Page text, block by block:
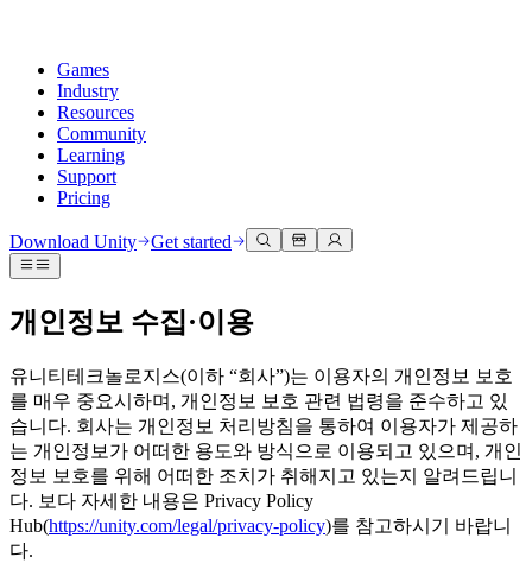
Games
Industry
Resources
Community
Learning
Support
Pricing
Unity Engine
Collaborate and iterate quickly with your team
Download Unity
Plans and pricing
Deploy
Multiplatform
Discover 25+ platforms Unity supports
3D collaboration
Train in immersive environments
Customer experiences
Create interactive 3D experiences
Industries
Manufacturing
Achieve operational excellence
Documentation
Official user manuals and API references
Developer tools
Release versions and issue tracker
Roadmap
Review upcoming features
Glossary
Library of technical terms
Insights
Discussions
Discuss, problem-solve, and connect
Events
Global and local events
Community stories
Made with Unity
Showcasing Unity creators
Livestreams
Join devs, creators, and insiders
Unity Learn
Level up your team with Unity trainers
New to Unity
Getting started
Kickstart your learning
Unity Essential Pathways
New to Unity? Start your journey
Get help
Reach your goals faster with expert support
FAQ
Answers to common questions
Contact us
Connect with our team
Download Unity Get started
개인정보 수집·이용
유니티테크놀로지스(이하 “회사”)는 이용자의 개인정보 보호
를 매우 중요시하며, 개인정보 보호 관련 법령을 준수하고 있
습니다. 회사는 개인정보 처리방침을 통하여 이용자가 제공하
는 개인정보가 어떠한 용도와 방식으로 이용되고 있으며, 개인
정보 보호를 위해 어떠한 조치가 취해지고 있는지 알려드립니
다. 보다 자세한 내용은 Privacy Policy
Hub(https://unity.com/legal/privacy-policy)를 참고하시기 바랍니
다.